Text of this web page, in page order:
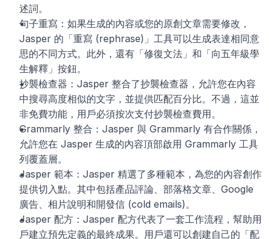
述詞。
句子重寫：如果生成的內容或您的原創文章需要修改，
Jasper 的「重寫 (rephrase)」工具可以生成表達相同意
思的不同方式。此外，還有「修復文法」和「向五年級學
生解釋」按鈕。
抄襲檢查器：Jasper 整合了抄襲檢查器，允許您在內容
中搜尋高度相似的文字，並提供匹配百分比。不過，這並
非免費功能，用戶必須按次支付抄襲檢查費用。
Grammarly 整合：Jasper 與 Grammarly 有合作關係，
允許您在 Jasper 生成的內容頂部啟用 Grammarly 工具
列覆蓋層。
Jasper 範本：Jasper 精選了多種範本，為您的內容創作
提供切入點。其中包括產品評論、部落格文章、Google
廣告、相片說明和開發信 (cold emails)。
Jasper 配方：Jasper 配方代表了一套工作流程，幫助用
戶建立預先定義的最終成果。用戶還可以創建自己的「配